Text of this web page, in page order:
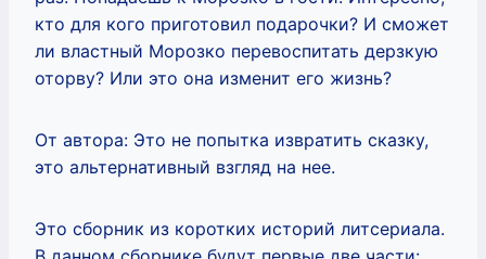
кто для кого приготовил подарочки? И сможет
ли властный Морозко перевоспитать дерзкую
оторву? Или это она изменит его жизнь?
От автора: Это не попытка извратить сказку,
это альтернативный взгляд на нее.
Это сборник из коротких историй литсериала.